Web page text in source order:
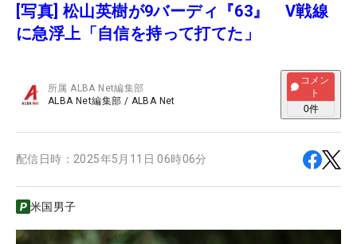
[写真] 松山英樹が9バーディ『63』 V戦線
に急浮上「自信を持って打てた」
所属ALBA Net編集部
ALBA Net編集部 / ALBA Net
コメン
ト
0件
配信日時： 2025年5月11日 06時06分
米国男子